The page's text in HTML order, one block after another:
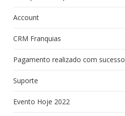
Account
CRM Franquias
Pagamento realizado com sucesso
Suporte
Evento Hoje 2022